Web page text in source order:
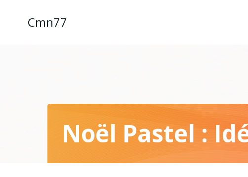
contenuCmn77
Noël Pastel :